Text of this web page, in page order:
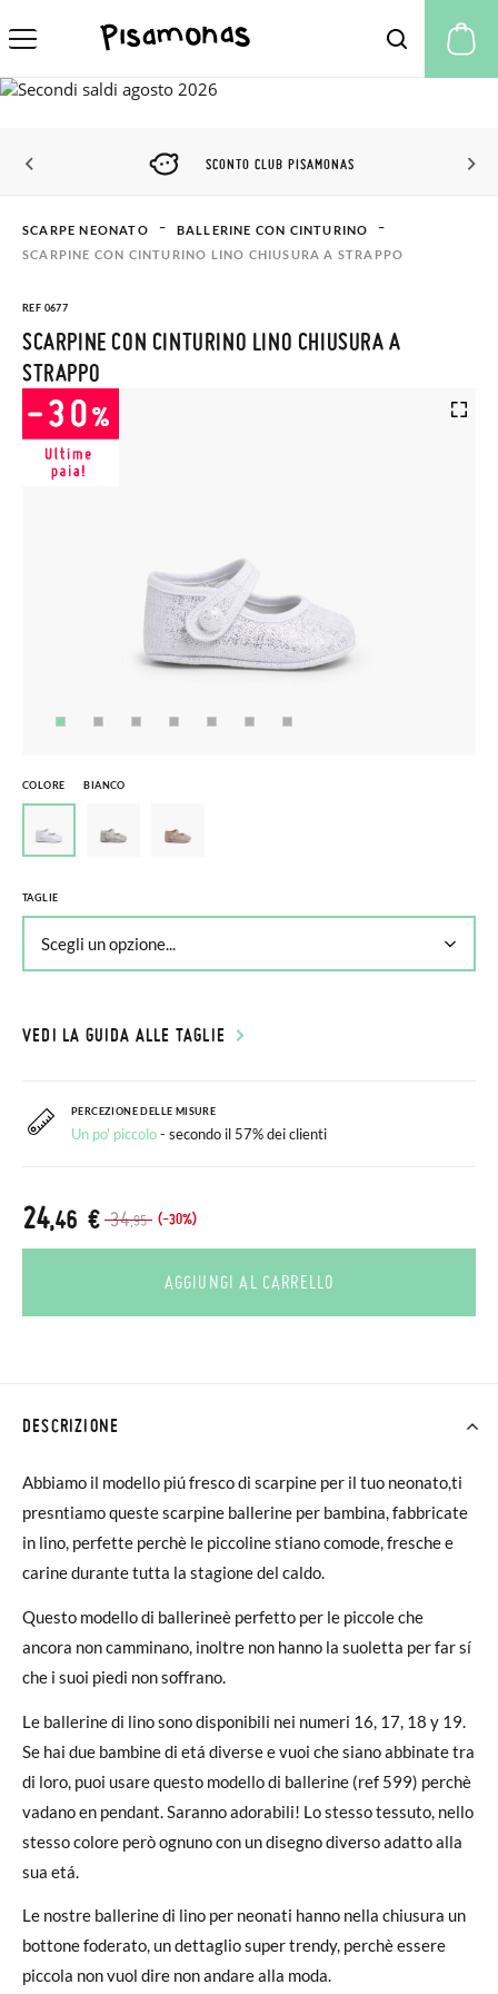
SCONTO CLUB PISAMONAS
SCARPE NEONATO
BALLERINE CON CINTURINO
SCARPINE CON CINTURINO LINO CHIUSURA A STRAPPO
REF 0677
SCARPINE CON CINTURINO LINO CHIUSURA A
STRAPPO
COLORE BIANCO
TAGLIE
VEDI LA GUIDA ALLE TAGLIE
PERCEZIONE DELLE MISURE
Un po' piccolo- secondo il 57% dei clienti
34,95 (-30%)
24,46 €
AGGIUNGI AL CARRELLO
DESCRIZIONE
Abbiamo il modello piú fresco di scarpine per il tuo neonato,ti
presntiamo queste scarpine ballerine per bambina, fabbricate
in lino, perfette perchè le piccoline stiano comode, fresche e
carine durante tutta la stagione del caldo.
Questo modello di ballerineè perfetto per le piccole che
ancora non camminano, inoltre non hanno la suoletta per far sí
che i suoi piedi non soffrano.
Le ballerine di lino sono disponibili nei numeri 16, 17, 18 y 19.
Se hai due bambine di etá diverse e vuoi che siano abbinate tra
di loro, puoi usare questo modello di ballerine (ref 599) perchè
vadano en pendant. Saranno adorabili! Lo stesso tessuto, nello
stesso colore però ognuno con un disegno diverso adatto alla
sua etá.
Le nostre ballerine di lino per neonati hanno nella chiusura un
bottone foderato, un dettaglio super trendy, perchè essere
piccola non vuol dire non andare alla moda.